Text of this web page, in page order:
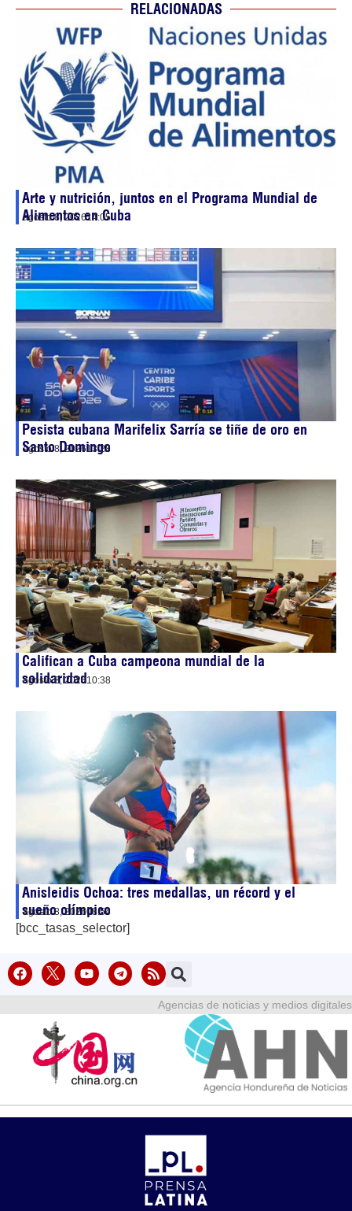
RELACIONADAS
Arte y nutrición, juntos en el Programa Mundial de
Alimentos en Cuba
agosto 8, 202614:05
Pesista cubana Marifelix Sarría se tiñe de oro en
Santo Domingo
agosto 8, 202613:28
Califican a Cuba campeona mundial de la
solidaridad
agosto 8, 202610:38
Anisleidis Ochoa: tres medallas, un récord y el
sueño olímpico
agosto 8, 202608:54
[bcc_tasas_selector]
Agencias de noticias y medios digitales